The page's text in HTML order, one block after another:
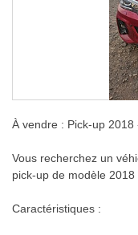
À vendre : Pick-up
Vous recherchez un
pick-up de modèle
Caractéristiques :